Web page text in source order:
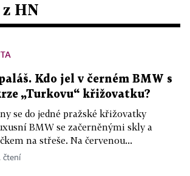
HN
Kdo jel v černém BMW s
„Turkovu“ křižovatku?
se do jedné pražské křižovatky
BMW se začerněnými skly a
na střeše. Na červenou...
čtení